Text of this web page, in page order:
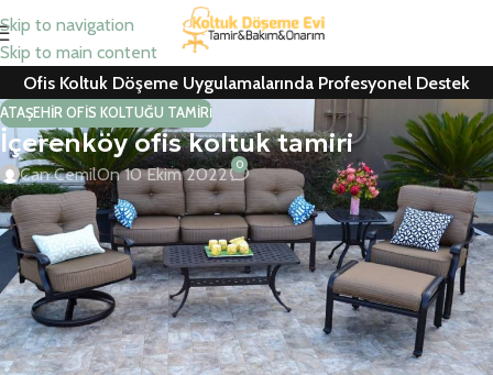
Skip to navigation
Skip to main content
Ofis Koltuk Döşeme Uygulamalarında Profesyonel Destek
ATAŞEHIR OFIS KOLTUĞU TAMIRI
İçerenköy ofis koltuk tamiri
Can CemilOn 10 Ekim 2022 0
İçerenköy ofis koltuk tamiri, oturma grubu tamiri, koltuk döşeme,
berber koltuğu tamiri, ofis koltuk kaplama ve ofis koltuğu yedek
parça değişimlerini uzman ekiplerimize yaptırabilirsiniz.
Yaptığımız tüm işlem ve uygulamalar ile yedek parçalardabir yıl
tam garantiveriyoruz. Her marka büro koltuğu, kanepe tamiri,
koltuk yedek parça ve kumaş değişimlerini ücretsiz keşif hizmeti